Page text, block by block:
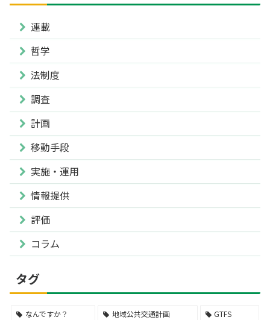
連載
哲学
法制度
調査
計画
移動手段
実施・運用
情報提供
評価
コラム
タグ
なんですか？ 地域公共交通計画
GTFS